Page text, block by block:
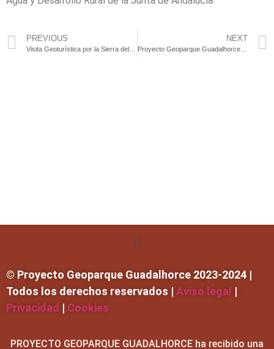
PREVIOUS NEXT
Proyecto Geoparque Guadalhorce: Definición y LIG más destacados.
© Proyecto Geoparque Guadalhorce 2023-2024 |
Todos los derechos reservados | Aviso legal |
Privacidad | Cookies
PROYECTO GEOPARQUE GUADALHORCE ha recibido una